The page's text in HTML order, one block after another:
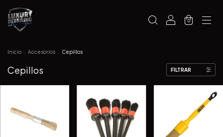
0
Inicio Accesorios Cepillos
Cepillos FILTRAR